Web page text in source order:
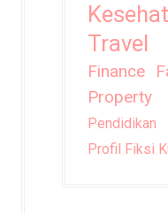
Travel
Finance
Property
Pendidikan
Profil Fiksi